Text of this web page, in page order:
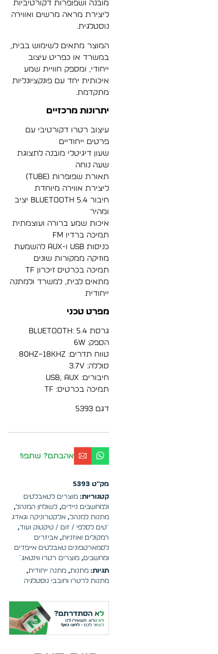
מובנה ושפופרות דקורטיביות
ליצירת מראה מרשים ואווירה
נוסטלגית.
המוצר מתאים לשימוש בבית,
במשרד או כפריט עיצוב
ייחודי, ומספק חוויית שמע
איכותית יחד עם פונקציונליות
מתקדמת.
יתרונות מרכזיים
עיצוב רטרו דקורטיבי עם
פרטים ייחודיים
שעון דיגיטלי מובנה לתצוגת
שעה נוחה
תאורת שפופרות (Tube)
ליצירת אווירה מיוחדת
חיבור Bluetooth 5.4 יציב
ומהיר
איכות שמע ברורה ועוצמתית
תמיכה ברדיו FM
כניסות USB ו-AUX להשמעת
מוזיקה ממקורות שונים
תמיכה בכרטיס זיכרון TF
מתאים לבית, למשרד ולמתנה
ייחודית
מפרט טכני
גרסת Bluetooth: 5.4
הספק: 6W
טווח תדרים: 80Hz–18KHz
סוללה: 3.7V
חיבורים: USB, AUX
תמיכה בכרטיס: TF
דגם 5393
אהבתם? שתפו!
מק"ט 5393
קטגוריות: מוצרים לטאבלטים
ולמחשבים ניידים, לשולחן המנהל,
מתנות למנהל, אלקטרוניקה וגאדג
´טים לסלפי / זום / טיקטוק ועוד,
רמקולים ואוזניות, אביזרים
לסמארטפונים טאבלטים אייפדים
ומחשבים, מוצרים רטרו ווינטאג´
תגיות: מתנות, מתנה ייחודית,
מתנות לרטרו וחובבי נוסטלגיה